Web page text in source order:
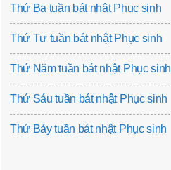
Thứ Ba tuần bát nhật Phục sinh
Thứ Tư tuần bát nhật Phục sinh
Thứ Năm tuần bát nhật Phục sinh
Thứ Sáu tuần bát nhật Phục sinh
Thứ Bảy tuần bát nhật Phục sinh